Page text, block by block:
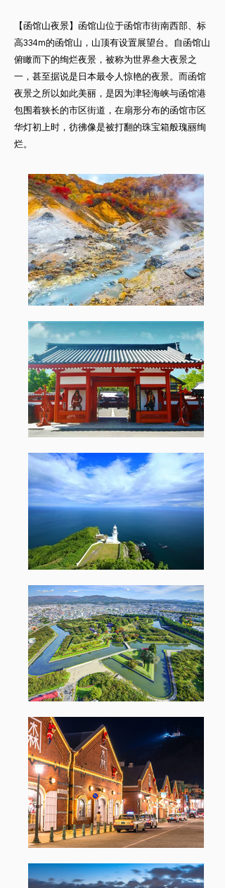
​【函馆山夜景】函馆山位于函馆市街南西部、标
高334m的函馆山，山顶有设置展望台。自函馆山
俯瞰而下的绚烂夜景，被称为世界叁大夜景之
一，甚至据说是日本最令人惊艳的夜景。而函馆
夜景之所以如此美丽，是因为津轻海峡与函馆港
包围着狭长的市区街道，在扇形分布的函馆市区
华灯初上时，彷彿像是被打翻的珠宝箱般瑰丽绚
烂。